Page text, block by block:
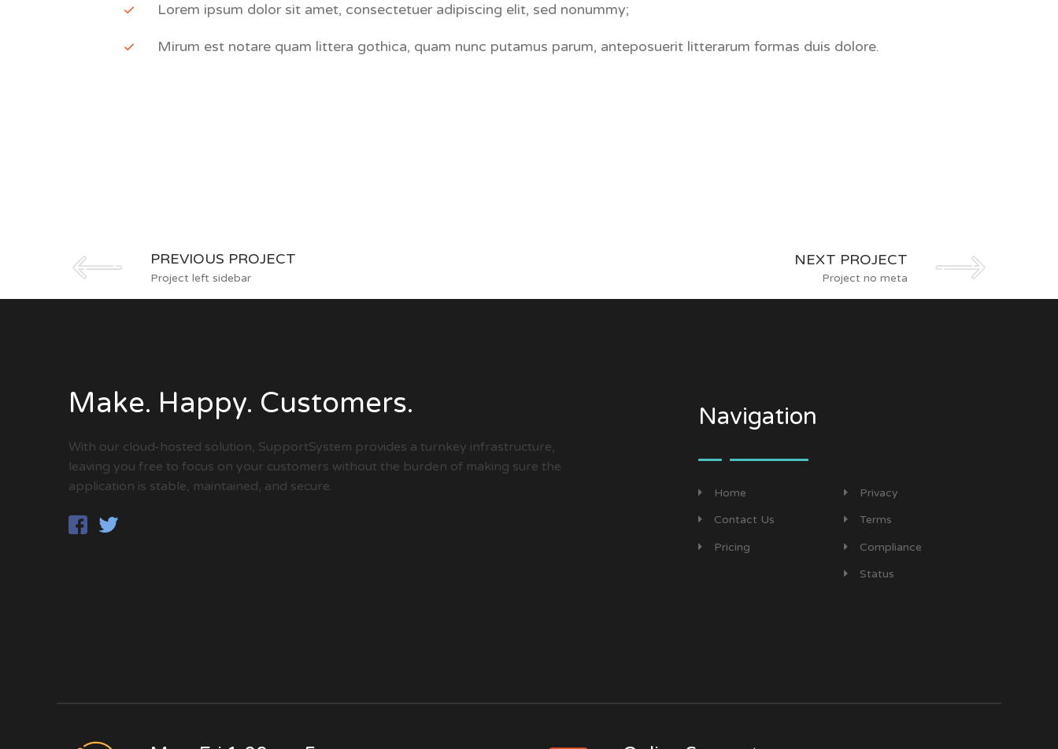
Lorem ipsum dolor sit amet, consectetuer adipiscing elit, sed nonummy;
Mirum est notare quam littera gothica, quam nunc putamus parum, anteposuerit litterarum formas duis dolore.
PREVIOUS PROJECT
Project left sidebar
NEXT PROJECT
Project no meta
Make. Happy. Customers.
With our cloud-hosted solution, SupportSystem provides a turnkey infrastructure,
leaving you free to focus on your customers without the burden of making sure the
application is stable, maintained, and secure.
Navigation
Home
Contact Us
Pricing
Privacy
Terms
Compliance
Status